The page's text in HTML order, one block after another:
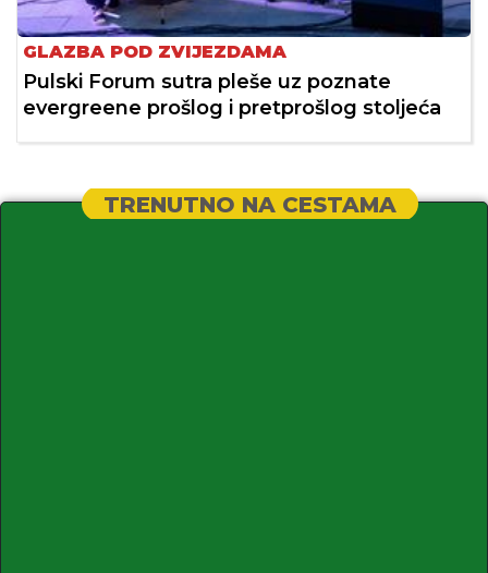
GLAZBA POD ZVIJEZDAMA
Pulski Forum sutra pleše uz poznate
evergreene prošlog i pretprošlog stoljeća
TRENUTNO NA CESTAMA